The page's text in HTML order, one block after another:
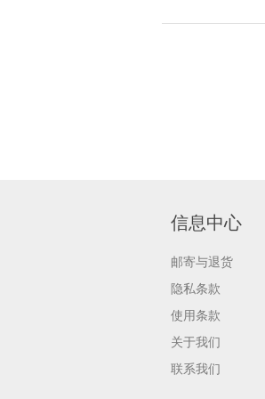
信息中心
邮寄与退货
隐私条款
使用条款
关于我们
联系我们